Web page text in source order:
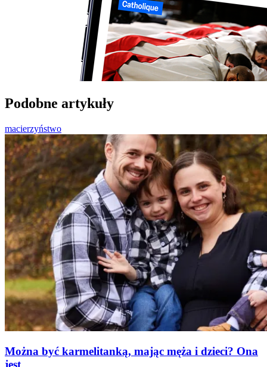
Podobne artykuły
macierzyństwo
Można być karmelitanką, mając męża i dzieci? Ona
jest